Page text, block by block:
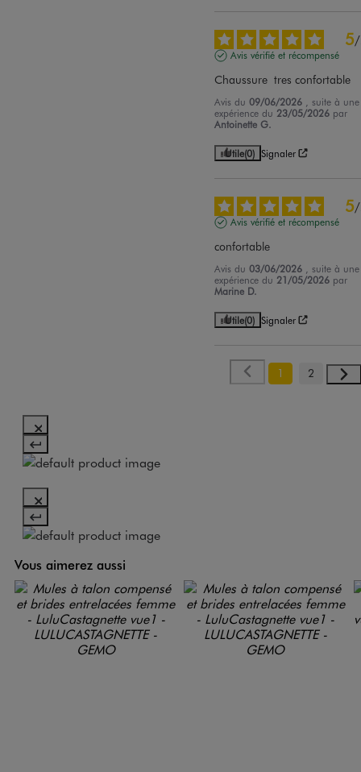
5/
Avis vérifié et récompensé
Chaussure  tres confortable
Avis du09/06/2026
, suite à une
expérience du 23/05/2026 par
Antoinette G.
Utile(0) Signaler
5/
Avis vérifié et récompensé
confortable
Avis du03/06/2026
, suite à une
expérience du 21/05/2026 par
Marine D.
Utile(0) Signaler
1 2
Vous aimerez aussi